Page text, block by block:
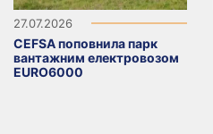
27.07.2026
CEFSA поповнила парк
вантажним електровозом
EURO6000